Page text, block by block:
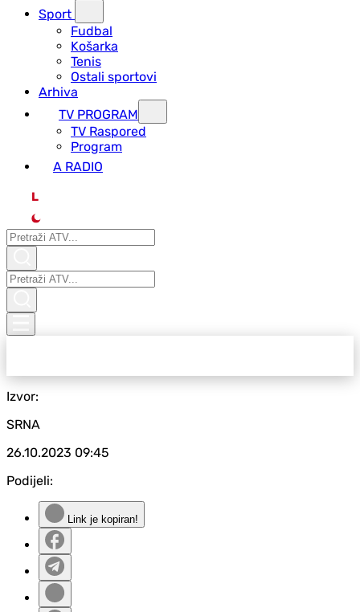
Sport
Fudbal
Košarka
Tenis
Ostali sportovi
Arhiva
TV PROGRAM
ТV Raspored
Program
A RADIO
L
Izvor:
SRNA
26.10.2023 09:45
Podijeli:
Link je kopiran!